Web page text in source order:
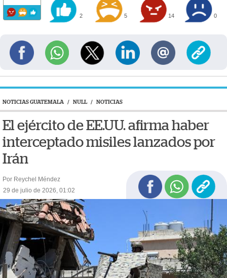
2 5 14 0
NOTICIAS GUATEMALA / NULL / NOTICIAS
El ejército de EE.UU. afirma haber
interceptado misiles lanzados por
Irán
Por Reychel Méndez
29 de julio de 2026, 01:02